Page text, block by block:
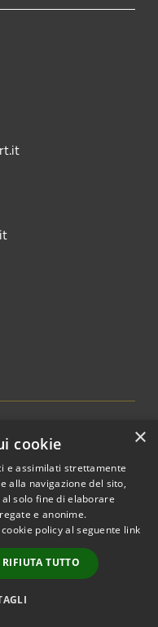
×
cookie
e assimilati strettamente
alla navigazione del sito,
solo fine di elaborare
e anonime.
policy al seguente link
RIFIUTA TUTTO